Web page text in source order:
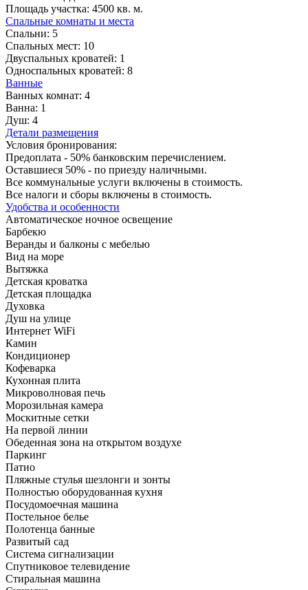
Площадь участка: 4500 кв. м.
Спальные комнаты и места
Спальни: 5
Спальных мест: 10
Двуспальных кроватей: 1
Односпальных кроватей: 8
Ванные
Ванных комнат: 4
Ванна: 1
Душ: 4
Детали размещения
Условия бронирования:
Предоплата - 50% банковским перечислением.
Оставшиеся 50% - по приезду наличными.
Все коммунальные услуги включены в стоимость.
Все налоги и сборы включены в стоимость.
Удобства и особенности
Автоматическое ночное освещение
Барбекю
Веранды и балконы с мебелью
Вид на море
Вытяжка
Детская кроватка
Детская площадка
Духовка
Душ на улице
Интернет WiFi
Камин
Кондиционер
Кофеварка
Кухонная плита
Микроволновая печь
Морозильная камера
Москитные сетки
На первой линии
Обеденная зона на открытом воздухе
Паркинг
Патио
Пляжные стулья шезлонги и зонты
Полностью оборудованная кухня
Посудомоечная машина
Постельное белье
Полотенца банные
Развитый сад
Система сигнализации
Спутниковое телевидение
Стиральная машина